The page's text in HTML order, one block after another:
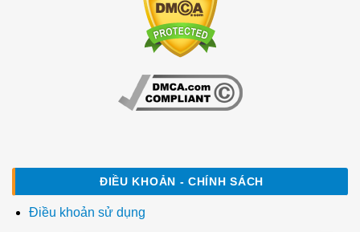
ĐIỀU KHOẢN - CHÍNH SÁCH
Điều khoản sử dụng